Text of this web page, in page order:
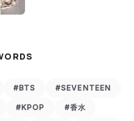
#BTS #SEVENTEEN
#KPOP #香水